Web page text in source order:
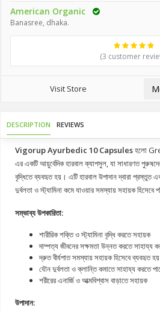
American Organic
Banasree, dhaka.
(3 customer
Visit Store
DESCRIPTION REVIEWS
Vigorup Ayurbedic 10 Capsulesহলো
এর একটি আয়ুর্বেদিক হারবাল ক্যাপসুল, যা সাধারণত
বৃদ্ধিতে ব্যবহৃত হয়। এটি হারবাল উপাদান দ্বারা প্রস্তুত
দুর্বলতা ও স্ট্যামিনা কমে যাওয়ার সমস্যায় সহায়ক হিসেবে
সম্ভাব্য উপকারিতা:
শারীরিক শক্তি ও স্ট্যামিনা বৃদ্ধি করতে সহায়ক
দাম্পত্য জীবনের সক্ষমতা উন্নত করতে সাহায্য
দ্রুত বীর্যপাত সমস্যায় সহায়ক হিসেবে ব্যবহৃত হয়
যৌন দুর্বলতা ও ক্লান্তি কমাতে সাহায্য করতে
শরীরের এনার্জি ও আত্মবিশ্বাস বাড়াতে সহায়ক
উপাদান: